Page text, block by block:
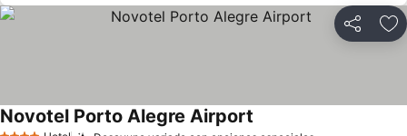
Compartir
Novotel Porto Alegre Airport